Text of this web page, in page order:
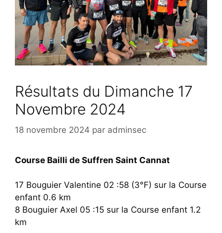
Résultats du Dimanche 17
Novembre 2024
18 novembre 2024 par adminsec
Course Bailli de Suffren Saint Cannat
17 Bouguier Valentine 02 :58 (3°F) sur la Course
enfant 0.6 km
8 Bouguier Axel 05 :15 sur la Course enfant 1.2
km